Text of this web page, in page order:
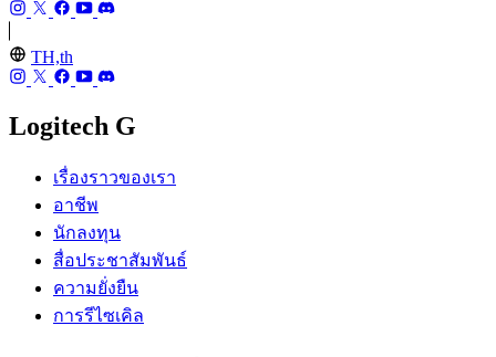
TH,th
Logitech G
เรื่องราวของเรา
อาชีพ
นักลงทุน
สื่อประชาสัมพันธ์
ความยั่งยืน
การรีไซเคิล